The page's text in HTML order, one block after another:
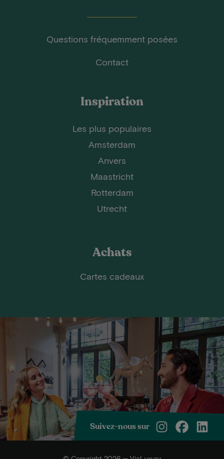
Questions fréquemment posées
Contact
Inspiration
Les plus populaires
Amsterdam
Anvers
Maastricht
Rotterdam
Utrecht
Achats
Cartes cadeaux
Suivez-nous sur